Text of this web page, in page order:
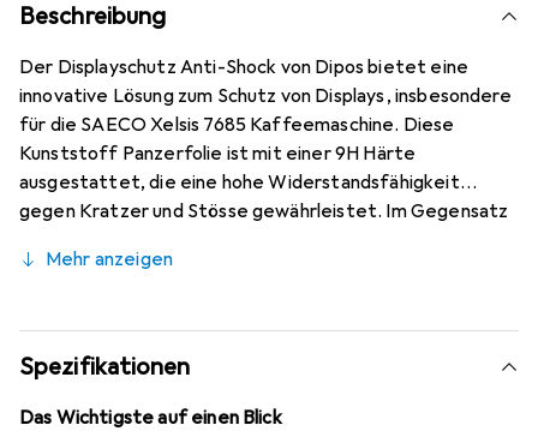
Beschreibung
Der Displayschutz Anti-Shock von Dipos bietet eine
innovative Lösung zum Schutz von Displays, insbesondere
für die SAECO Xelsis 7685 Kaffeemaschine. Diese
Kunststoff Panzerfolie ist mit einer 9H Härte
ausgestattet, die eine hohe Widerstandsfähigkeit
gegen Kratzer und Stösse gewährleistet. Im Gegensatz
nicht, was sie zu einer sicheren Wahl für den täglichen
bleibt die Folie nahezu unsichtbar und sorgt für eine
kristallklare Sicht. Die oleophobische Anti-Fingerprint-
Beschichtung reduziert Fingerabdrücke und erleichtert
die Reinigung. Zudem lässt sich die Folie blasenfrei
Mehr anzeigen
Spezifikationen
Das Wichtigste auf einen Blick